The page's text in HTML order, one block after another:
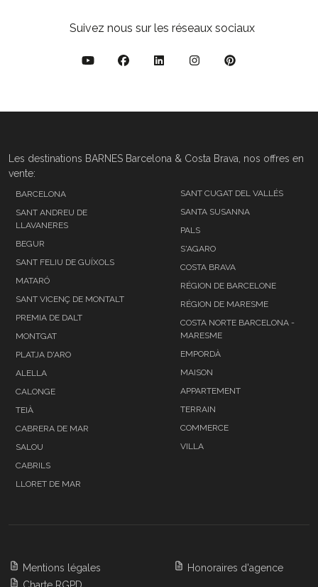
Suivez nous sur les réseaux sociaux
Les destinations BARNES Barcelona & Costa Brava, nos offres en
vente:
BARCELONA
SANT ANDREU DE
LLAVANERES
BEGUR
SANT FELIU DE GUÍXOLS
MATARÓ
SANT VICENÇ DE MONTALT
PREMIA DE DALT
MONTGAT
PLATJA D'ARO
ALELLA
CALONGE
TEIÀ
CABRERA DE MAR
SALOU
CABRILS
LLORET DE MAR
SANT CUGAT DEL VALLÉS
SANTA SUSANNA
PALS
S'AGARO
COSTA BRAVA
RÉGION DE BARCELONE
RÉGION DE MARESME
COSTA NORTE BARCELONA -
MARESME
EMPORDÀ
MAISON
APPARTEMENT
TERRAIN
COMMERCE
VILLA
Mentions légales
Charte RGPD
Honoraires d'agence